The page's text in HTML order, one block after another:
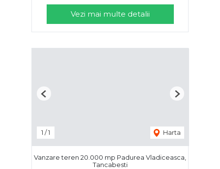
Vezi mai multe detalii
1 /1 Harta
Previous Next
Vanzare teren 20.000 mp Padurea Vladiceasca,
Tancabesti